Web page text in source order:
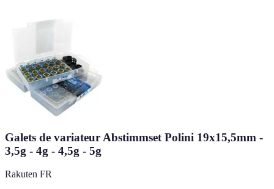
Galets de variateur Abstimmset Polini 19x15,5mm -
3,5g - 4g - 4,5g - 5g
Rakuten FR